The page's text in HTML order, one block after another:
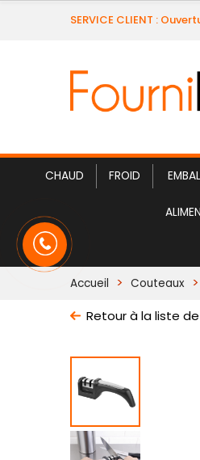
SERVICE CLIENT :
CHAUD FROID
Accueil Couteaux
Retour à la liste